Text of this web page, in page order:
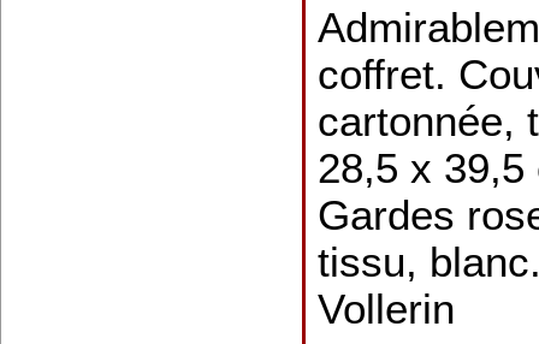
coffret.
cartonnée,
28,5 x
Gardes
tissu,
Vollerin